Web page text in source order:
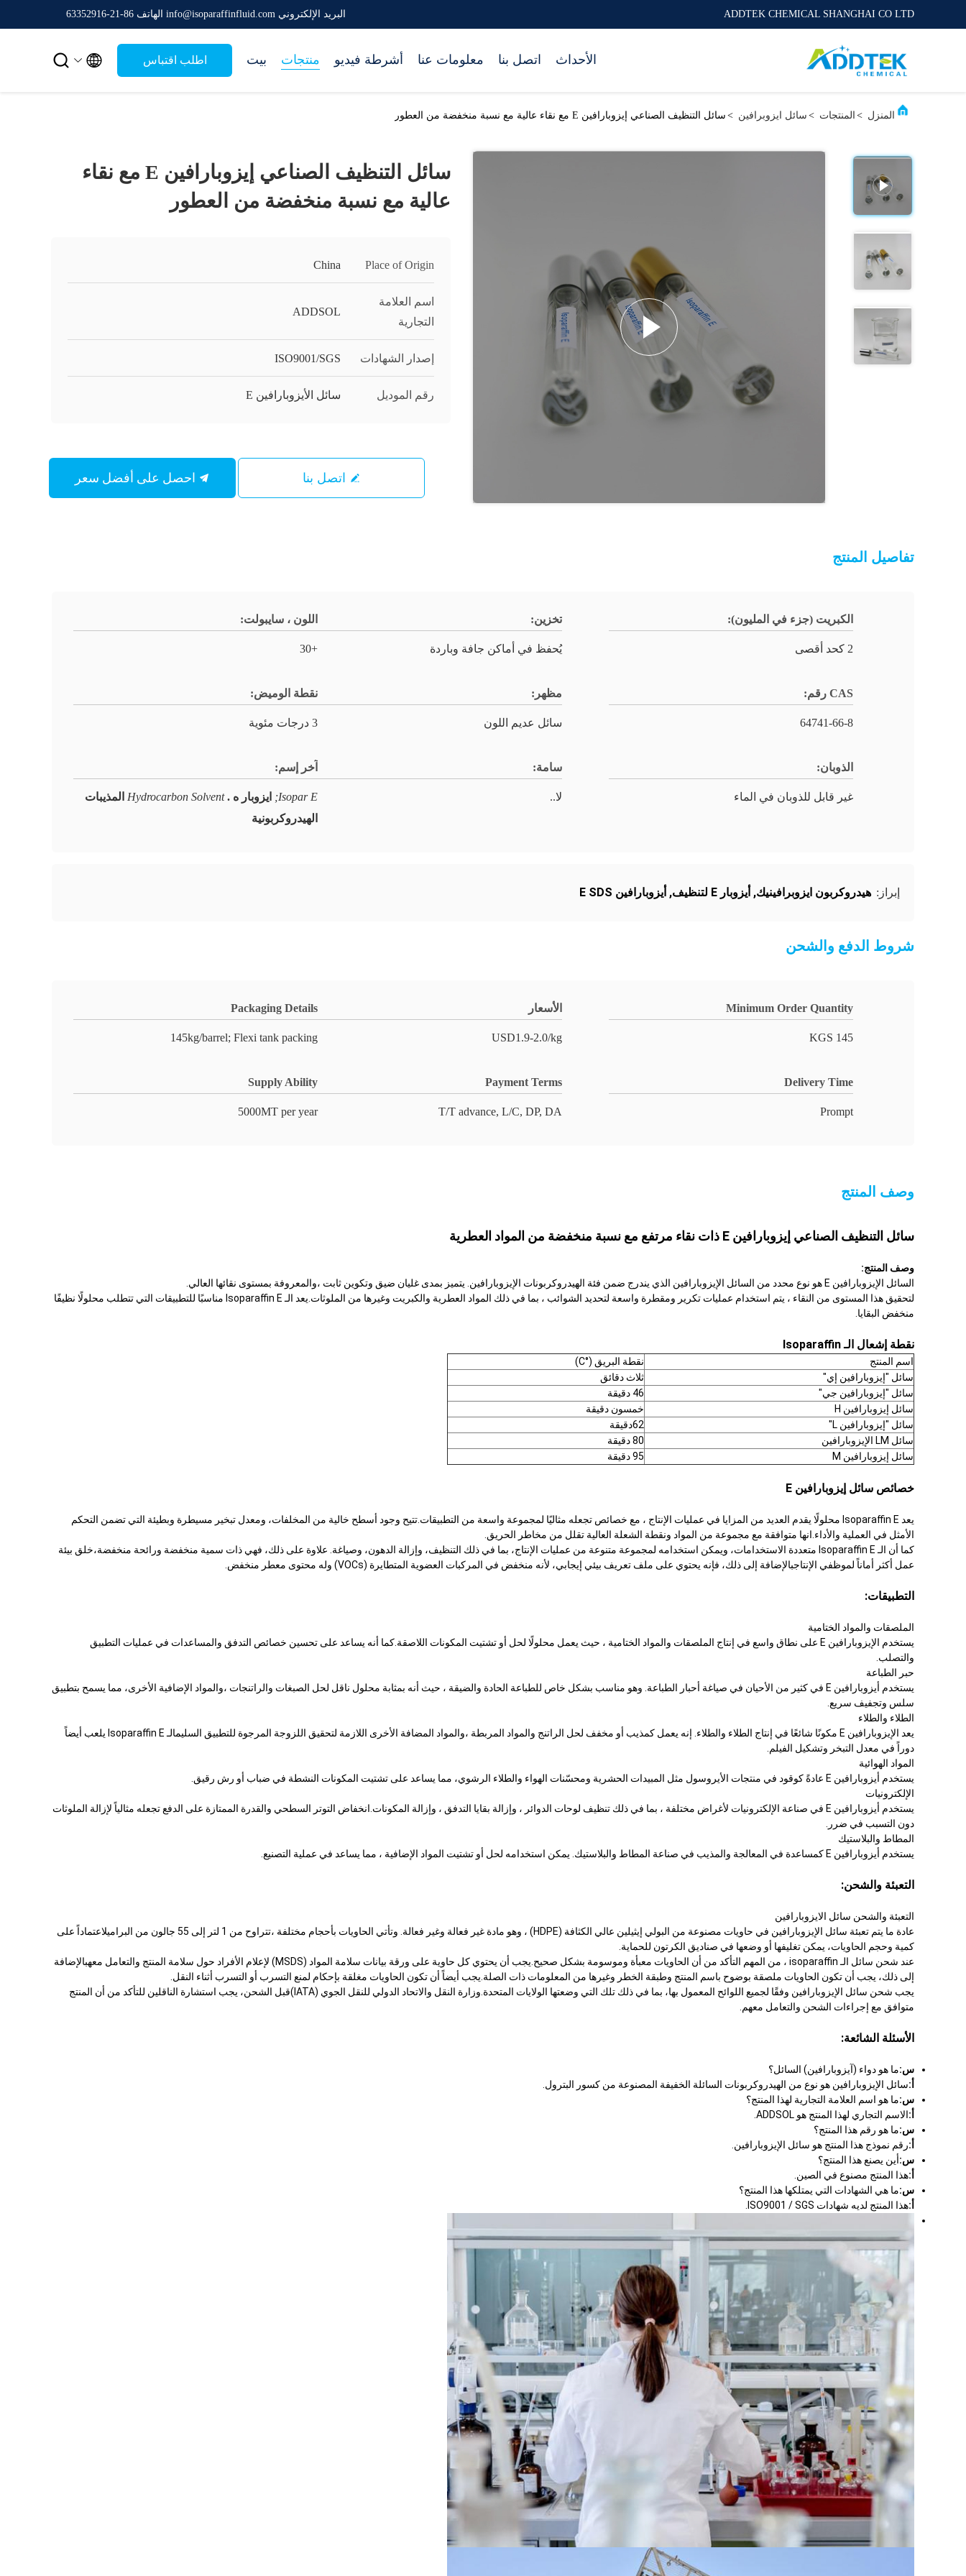
ADDTEK CHEMICAL SHANGHAI CO LTD البريد الإلكتروني info@isoparaffinfluid.com الهاتف 86-21-63352916
بيت منتجات أشرطة فيديو معلومات عنا اتصل بنا الأحداث اطلب اقتباس 

المنزل > المنتجات > سائل ايزوبرافين > سائل التنظيف الصناعي إيزوبارافين E مع نقاء عالية مع نسبة منخفضة من العطور
سائل التنظيف الصناعي إيزوبارافين E مع نقاء
عالية مع نسبة منخفضة من العطور
Place of Origin
China
اسم العلامة
التجارية
ADDSOL
إصدار الشهادات ISO9001/SGS
رقم الموديل سائل الأيزوبارافين E
اتصل بنا
تفاصيل المنتج
الكبريت (جزء في المليون):
2 كحد أقصى
تخزين:
يُحفظ في أماكن جافة وباردة
اللون ، سايبولت:
+30
CAS رقم:
64741-66-8
مظهر:
سائل عديم اللون
نقطة الوميض:
3 درجات مئوية
الذوبان:
غير قابل للذوبان في الماء
سامة:
لا..
آخر إسم:
Isopar E; ايزوبار ه . Hydrocarbon Solvent المذيبات
الهيدروكربونية
إبراز: هيدروكربون ايزوبرافينيك, أيزوبار E لتنظيف , أيزوبارافين E SDS
شروط الدفع والشحن
Minimum Order Quantity
145 KGS
الأسعار
USD1.9-2.0/kg
Packaging Details
145kg/barrel; Flexi tank packing
Delivery Time
Prompt
Payment Terms
T/T advance, L/C, DP, DA
Supply Ability
5000MT per year
وصف المنتج
سائل التنظيف الصناعي إيزوبارافين E ذات نقاء مرتفع مع نسبة منخفضة من المواد العطرية
وصف المنتج:
السائل الإيزوبارافين E هو نوع محدد من السائل الإيزوبارافين الذي يندرج ضمن فئة الهيدروكربونات الإيزوبارافين. يتميز بمدى غليان ضيق وتكوين ثابت ،والمعروفة بمستوى نقائها العالي.
لتحقيق هذا المستوى من النقاء ، يتم استخدام عمليات تكرير ومقطرة واسعة لتحديد الشوائب ، بما في ذلك المواد العطرية والكبريت وغيرها من الملوثات.يعد الـ Isoparaffin E مناسبًا للتطبيقات التي تتطلب محلولًا نظيفًا
منخفض البقايا.
نقطة إشعال الـ Isoparaffin
اسم المنتج
نقطة البريق (°C)
سائل "إيزوبارافين إي"
ثلاث دقائق
سائل "إيزوبارافين جي"
46 دقيقة
سائل إيزوبارافين H
خمسون دقيقة
سائل "إيزوبارافين L"
62دقيقة
سائل LM الإيزوبارافين
80 دقيقة
سائل إيزوبارافين M
95 دقيقة
خصائص سائل إيزوبارافين E
يعد Isoparaffin E محلولًا يقدم العديد من المزايا في عمليات الإنتاج ، مع خصائص تجعله مثاليًا لمجموعة واسعة من التطبيقات.تتيح وجود أسطح خالية من المخلفات، ومعدل تبخير مسيطرة وبطيئة التي تضمن التحكم
الأمثل في العملية والأداء.انها متوافقة مع مجموعة من المواد ونقطة الشعلة العالية تقلل من مخاطر الحريق.
كما أن الـ Isoparaffin E متعددة الاستخدامات، ويمكن استخدامه لمجموعة متنوعة من عمليات الإنتاج، بما في ذلك التنظيف، وإزالة الدهون، وصياغة. علاوة على ذلك، فهي ذات سمية منخفضة ورائحة منخفضة،خلق بيئة
عمل أكثر أماناً لموظفي الإنتاجبالإضافة إلى ذلك، فإنه يحتوي على ملف تعريف بيئي إيجابي، لأنه منخفض في المركبات العضوية المتطايرة (VOCs) وله محتوى معطر منخفض.
التطبيقات:
الملصقات والمواد الختامية
يستخدم الإيزوبارافين E على نطاق واسع في إنتاج الملصقات والمواد الختامية ، حيث يعمل محلولًا لحل أو تشتيت المكونات اللاصقة.كما أنه يساعد على تحسين خصائص التدفق والمساعدات في عمليات التطبيق
والتصلب.
حبر الطباعة
يستخدم أيزوبارافين E في كثير من الأحيان في صياغة أحبار الطباعة. وهو مناسب بشكل خاص للطباعة الحادة والضيقة ، حيث أنه بمثابة محلول ناقل لحل الصبغات والراتنجات ،والمواد الإضافية الأخرى، مما يسمح بتطبيق
سلس وتجفيف سريع.
الطلاء والطلاء
يعد الإيزوبارافين E مكونًا شائعًا في إنتاج الطلاء والطلاء. إنه يعمل كمذيب أو مخفف لحل الراتنج والمواد المربطة ،والمواد المضافة الأخرى اللازمة لتحقيق اللزوجة المرجوة للتطبيق السليمالـ Isoparaffin E يلعب أيضاً
دوراً في معدل التبخر وتشكيل الفيلم.
المواد الهوائية
يستخدم أيزوبارافين E عادةً كوقود في منتجات الأيروسول مثل المبيدات الحشرية ومحسّنات الهواء والطلاء الرشوي، مما يساعد على تشتيت المكونات النشطة في ضباب أو رش رقيق.
الإلكترونيات
يستخدم أيزوبارافين E في صناعة الإلكترونيات لأغراض مختلفة ، بما في ذلك تنظيف لوحات الدوائر ، وإزالة بقايا التدفق ، وإزالة المكونات.انخفاض التوتر السطحي والقدرة الممتازة على الدفع تجعله مثالياً لإزالة الملوثات
دون التسبب في ضرر.
المطاط والبلاستيك
يستخدم أيزوبارافين E كمساعدة في المعالجة والمذيب في صناعة المطاط والبلاستيك. يمكن استخدامه لحل أو تشتيت المواد الإضافية ، مما يساعد في عملية التصنيع.
التعبئة والشحن:
التعبئة والشحن سائل الايزوبارافين
عادة ما يتم تعبئة سائل الإيزوبارافين في حاويات مصنوعة من البولي إيثيلين عالي الكثافة (HDPE) ، وهو مادة غير فعالة وغير فعالة. وتأتي الحاويات بأحجام مختلفة ،تتراوح من 1 لتر إلى 55 جالون من البراميلاعتماداً على
كمية وحجم الحاويات، يمكن تغليفها أو وضعها في صناديق الكرتون للحماية.
عند شحن سائل الـ isoparaffin ، من المهم التأكد من أن الحاويات معبأة وموسومة بشكل صحيح.يجب أن يحتوي كل حاوية على ورقة بيانات سلامة المواد (MSDS) لإعلام الأفراد حول سلامة المنتج والتعامل معهبالإضافة
إلى ذلك، يجب أن تكون الحاويات ملصقة بوضوح باسم المنتج وطبقة الخطر وغيرها من المعلومات ذات الصلة.يجب أيضاً أن تكون الحاويات مغلقة بإحكام لمنع التسرب أو التسرب أثناء النقل.
يجب شحن سائل الإيزوبارافين وفقًا لجميع اللوائح المعمول بها، بما في ذلك تلك التي وضعتها الولايات المتحدة.وزارة النقل والاتحاد الدولي للنقل الجوي (IATA)قبل الشحن، يجب استشارة الناقلين للتأكد من أن المنتج
متوافق مع إجراءات الشحن والتعامل معهم.
الأسئلة الشائعة:
س:ما هو دواء (آيزوبارافين) السائل؟
أ:سائل الإيزوبارافين هو نوع من الهيدروكربونات السائلة الخفيفة المصنوعة من كسور البترول.
س:ما هو اسم العلامة التجارية لهذا المنتج؟
أ:الاسم التجاري لهذا المنتج هو ADDSOL.
س:ما هو رقم هذا المنتج؟
أ:رقم نموذج هذا المنتج هو سائل الإيزوبارافين.
س:أين يصنع هذا المنتج؟
أ:هذا المنتج مصنوع في الصين.
س:ما هي الشهادات التي يمتلكها هذا المنتج؟
أ:هذا المنتج لديه شهادات ISO9001 / SGS.